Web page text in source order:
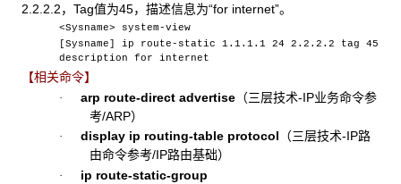
2.2.2.2，Tag值为45，描述信息为“for internet”。
<Sysname> system-view
[Sysname] ip route-static 1.1.1.1 24 2.2.2.2 tag 45
description for internet
【相关命令】
· arp route-direct advertise（三层技术-IP业务命令参
考/ARP）
· display ip routing-table protocol （三层技术-IP路
由命令参考/IP路由基础）
· ip route-static-group